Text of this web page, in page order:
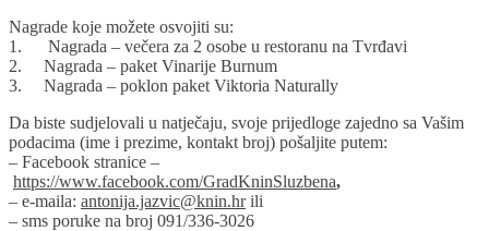
Nagrade koje možete osvojiti su:
1. Nagrada – večera za 2 osobe u restoranu na Tvrđavi
2. Nagrada – paket Vinarije Burnum
3. Nagrada – poklon paket Viktoria Naturally
Da biste sudjelovali u natječaju, svoje prijedloge zajedno sa Vašim
podacima (ime i prezime, kontakt broj) pošaljite putem:
– Facebook stranice –
https://www.facebook.com/GradKninSluzbena,
– e-maila: antonija.jazvic@knin.hrili
– sms poruke na broj 091/336-3026